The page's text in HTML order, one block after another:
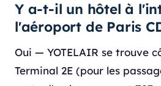
Y a-t-il un hôtel à
l'aéroport de Paris
Oui — YOTELAIR se trouve
Terminal 2E (pour les